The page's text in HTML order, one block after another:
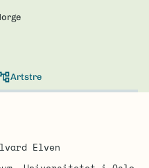
Artstre
Elven